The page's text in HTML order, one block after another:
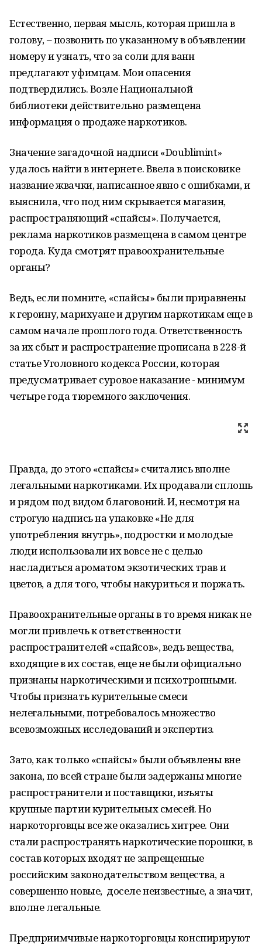
Естественно, первая мысль, которая пришла в
голову, – позвонить по указанному в объявлении
номеру и узнать, что за соли для ванн
предлагают уфимцам. Мои опасения
подтвердились. Возле Национальной
библиотеки действительно размещена
информация о продаже наркотиков.
Значение загадочной надписи «Doublimint»
удалось найти в интернете. Ввела в поисковике
название жвачки, написанное явно с ошибками, и
выяснила, что под ним скрывается магазин,
распространяющий «спайсы». Получается,
реклама наркотиков размещена в самом центре
города. Куда смотрят правоохранительные
органы?
Ведь, если помните, «спайсы» были приравнены
к героину, марихуане и другим наркотикам еще в
самом начале прошлого года. Ответственность
за их сбыт и распространение прописана в 228-й
статье Уголовного кодекса России, которая
предусматривает суровое наказание - минимум
четыре года тюремного заключения.
Правда, до этого «спайсы» считались вполне
легальными наркотиками. Их продавали сплошь
и рядом под видом благовоний. И, несмотря на
строгую надпись на упаковке «Не для
употребления внутрь», подростки и молодые
люди использовали их вовсе не с целью
насладиться ароматом экзотических трав и
цветов, а для того, чтобы накуриться и поржать.
Правоохранительные органы в то время никак не
могли привлечь к ответственности
распространителей «спайсов», ведь вещества,
входящие в их состав, еще не были официально
признаны наркотическими и психотропными.
Чтобы признать курительные смеси
нелегальными, потребовалось множество
всевозможных исследований и экспертиз.
Зато, как только «спайсы» были объявлены вне
закона, по всей стране были задержаны многие
распространители и поставщики, изъяты
крупные партии курительных смесей. Но
наркоторговцы все же оказались хитрее. Они
стали распространять наркотические порошки, в
состав которых входят не запрещенные
российским законодательством вещества, а
совершенно новые, доселе неизвестные, а значит,
вполне легальные.
Предприимчивые наркоторговцы конспирируют